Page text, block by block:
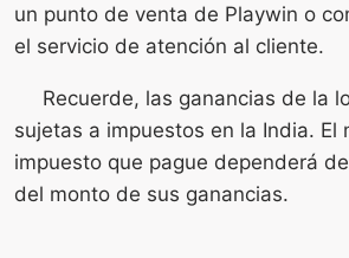
un punto de venta de Playwin o
el servicio de atención al cliente.
Recuerde, las ganancias de la
sujetas a impuestos en la India. El
impuesto que pague dependerá
del monto de sus ganancias.